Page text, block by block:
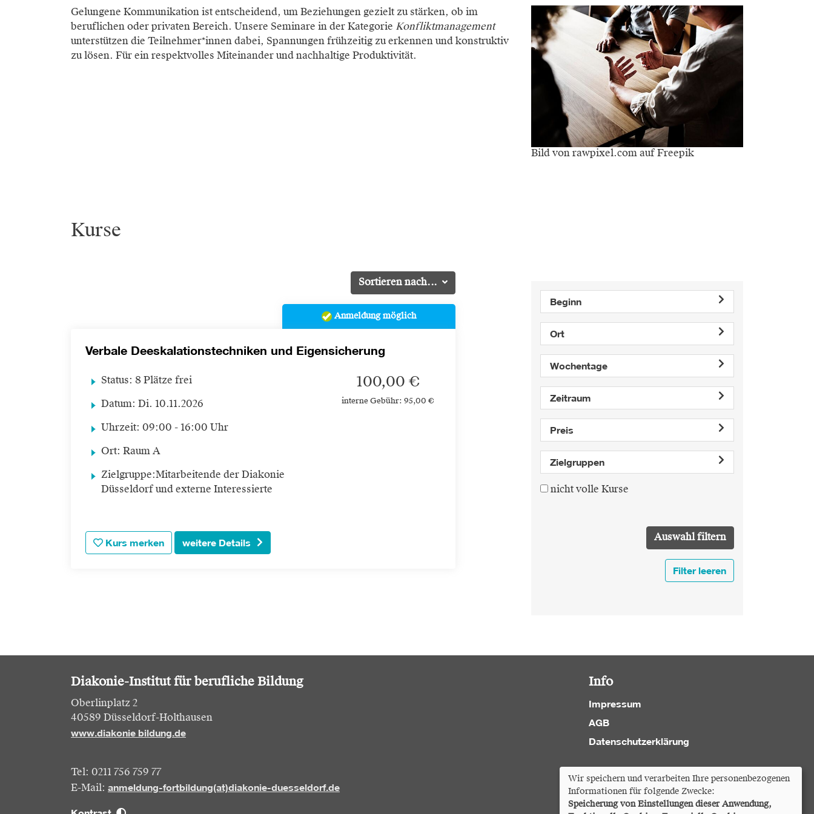
Gelungene Kommunikation ist entscheidend, um Beziehungen gezielt zu stärken, ob im
beruflichen oder privaten Bereich. Unsere Seminare in der Kategorie Konfliktmanagement
unterstützen die Teilnehmer*innen dabei, Spannungen frühzeitig zu erkennen und konstruktiv
zu lösen. Für ein respektvolles Miteinander und nachhaltige Produktivität.
Bild von rawpixel.com auf Freepik
Kurse
Sortieren nach...
Anmeldung möglich
Verbale Deeskalationstechniken und Eigensicherung
Status: 8 Plätze frei
Datum: Di. 10.11.2026
Uhrzeit: 09:00 - 16:00 Uhr
Ort: Raum A
Zielgruppe:Mitarbeitende der Diakonie
Düsseldorf und externe Interessierte
100,00 €
interne Gebühr: 95,00 €
Kurs merken weitere Details
Beginn
Ort
Wochentage
Zeitraum
Preis
Zielgruppen
nicht volle Kurse
Filter leeren
Diakonie-Institut für berufliche Bildung
Oberlinplatz 2
40589 Düsseldorf-Holthausen
www.diakonie bildung.de
Tel: 0211 756 759 77
E-Mail: anmeldung-fortbildung(at)diakonie-duesseldorf.de
Info
Impressum
AGB
Datenschutzerklärung
Cookie Einstellungen
Wir speichern und verarbeiten Ihre personenbezogenen
Informationen für folgende Zwecke:
Speicherung von Einstellungen dieser Anwendung,